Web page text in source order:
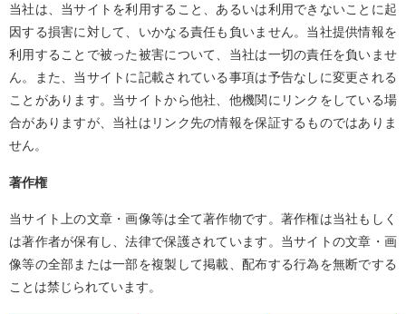
当社は、当サイトを利用すること、あるいは利用できないことに起
因する損害に対して、いかなる責任も負いません。当社提供情報を
利用することで被った被害について、当社は一切の責任を負いませ
ん。また、当サイトに記載されている事項は予告なしに変更される
ことがあります。当サイトから他社、他機関にリンクをしている場
合がありますが、当社はリンク先の情報を保証するものではありま
せん。
著作権
当サイト上の文章・画像等は全て著作物です。著作権は当社もしく
は著作者が保有し、法律で保護されています。当サイトの文章・画
像等の全部または一部を複製して掲載、配布する行為を無断でする
ことは禁じられています。